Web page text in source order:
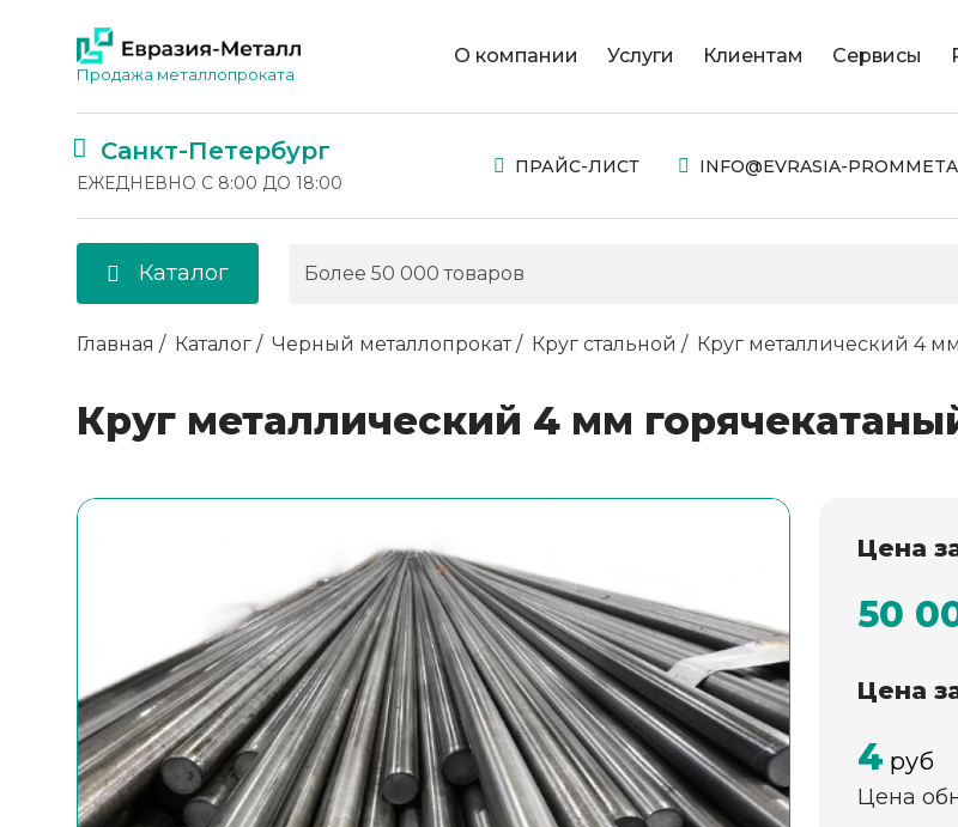
Продажа металлопроката
О компании Услуги Клиентам Сервисы
Санкт-Петербург
ЕЖЕДНЕВНО С 8:00 ДО 18:00
ПРАЙС-ЛИСТ INFO@EVRASIA-
Каталог
Главная Каталог Черный металлопрокат Круг стальной Круг металлический 4
Круг металлический 4 мм
Цена
50
Цена
4 руб
Цена